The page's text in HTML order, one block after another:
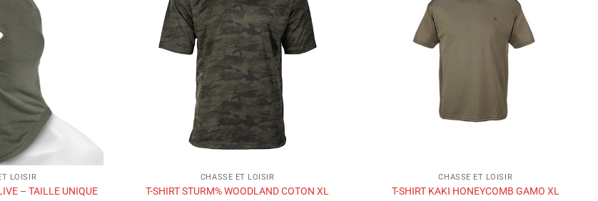
LOISIR
– TAILLE UNIQUE
souhaits
CHASSE ET LOISIR
T-SHIRT STURM% WOODLAND COTON XL
CHASSE ET LOISIR
T-SHIRT KAKI HONEYCOMB GAMO XL